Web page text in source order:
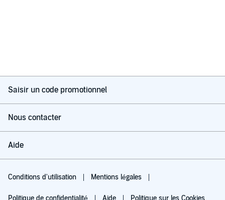
Saisir un code promotionnel
Nous contacter
Aide
Conditions d'utilisation Mentions légales
Politique de confidentialité Aide Politique sur les Cookies